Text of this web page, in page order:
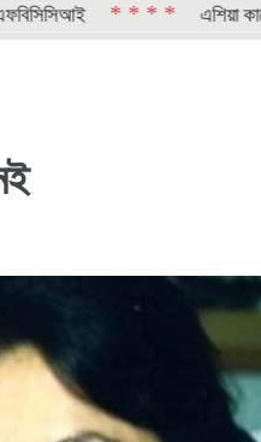
* * * * এশিয়া কাপে আবার